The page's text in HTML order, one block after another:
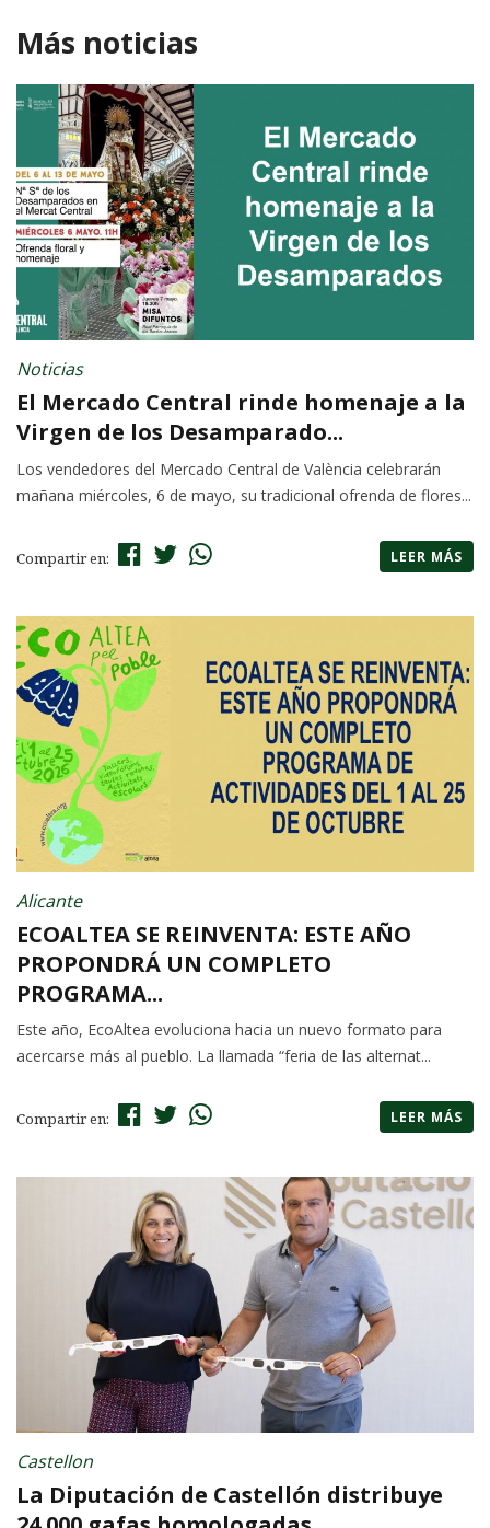
Más noticias
Noticias
El Mercado Central rinde homenaje a la
Virgen de los Desamparado...
Los vendedores del Mercado Central de València celebrarán
mañana miércoles, 6 de mayo, su tradicional ofrenda de flores...
Compartir en: LEER MÁS
Alicante
ECOALTEA SE REINVENTA: ESTE AÑO
PROPONDRÁ UN COMPLETO
PROGRAMA...
Este año, EcoAltea evoluciona hacia un nuevo formato para
acercarse más al pueblo. La llamada “feria de las alternat...
Compartir en: LEER MÁS
Castellon
La Diputación de Castellón distribuye